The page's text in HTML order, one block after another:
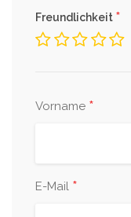
Freundlichkeit *
Vorname *
E-Mail *